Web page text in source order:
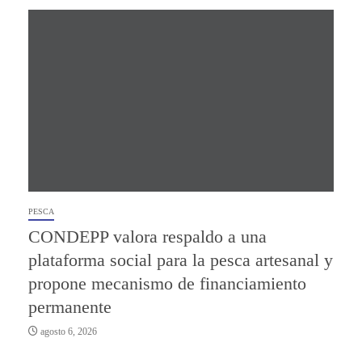
PESCA
CONDEPP valora respaldo a una
plataforma social para la pesca artesanal y
propone mecanismo de financiamiento
permanente
agosto 6, 2026